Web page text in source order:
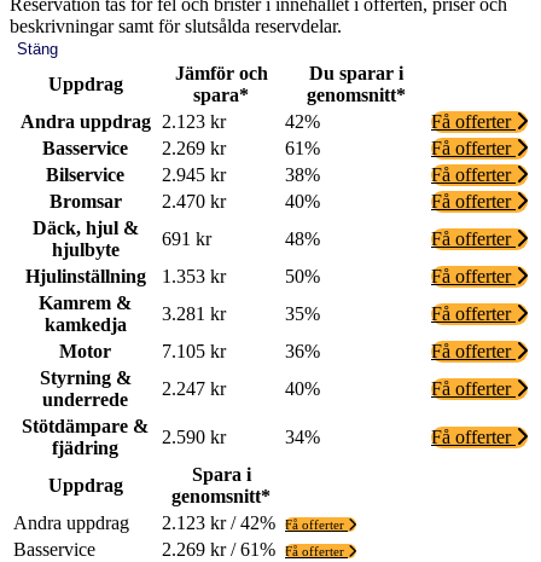
Reservation tas för fel och brister i innehållet i offerten, priser och
beskrivningar samt för slutsålda reservdelar.
Stäng
Uppdrag
Jämför och
spara*
Du sparar i
genomsnitt*
Andra uppdrag 2.123 kr 42%
Få offerter
Basservice
2.269 kr 61%
Få offerter
Bilservice
2.945 kr 38%
Få offerter
Bromsar
2.470 kr 40%
Få offerter
Däck, hjul &
hjulbyte
691 kr 48%
Få offerter
Hjulinställning
1.353 kr 50%
Få offerter
Kamrem &
kamkedja
3.281 kr 35%
Få offerter
Motor
7.105 kr 36%
Få offerter
Styrning &
underrede
2.247 kr 40%
Få offerter
Stötdämpare &
fjädring
2.590 kr 34% Få offerter
Uppdrag
Spara i
genomsnitt*
Andra uppdrag
2.123 kr / 42% Få offerter
Basservice 2.269 kr / 61% Få offerter